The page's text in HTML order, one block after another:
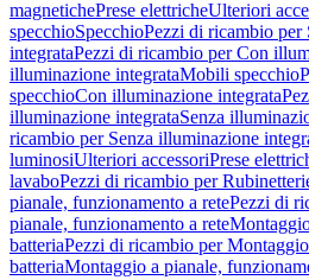
magnetichePrese elettricheUlteriori
specchioSpecchioPezzi di ricambio per
integrataPezzi di ricambio per Con
illuminazione integrataMobili specchio
specchioCon illuminazione integrata
illuminazione integrataSenza
ricambio per Senza illuminazione
luminosiUlteriori accessoriPrese
lavaboPezzi di ricambio per
pianale, funzionamento a retePezzi di
pianale, funzionamento a rete
batteriaPezzi di ricambio per
batteriaMontaggio a pianale,